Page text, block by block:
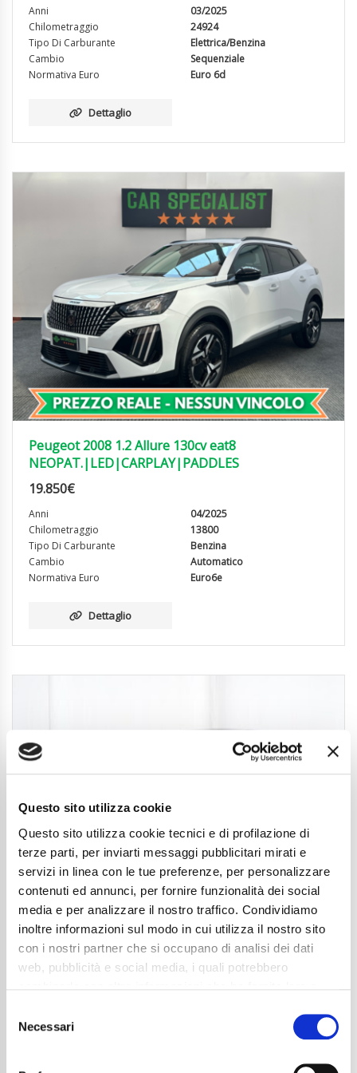
Questo sito utilizza cookie
Questo sito utilizza cookie tecnici e di profilazione di
terze parti, per inviarti messaggi pubblicitari mirati e
servizi in linea con le tue preferenze, per personalizzare
contenuti ed annunci, per fornire funzionalità dei social
media e per analizzare il nostro traffico. Condividiamo
inoltre informazioni sul modo in cui utilizza il nostro sito
con i nostri partner che si occupano di analisi dei dati
web, pubblicità e social media, i quali potrebbero
mera chiusura del banner non comporta l’accettazione
Selection
Necessari
Anni
03/2025
Chilometraggio
24924
Tipo Di Carburante
Elettrica/Benzina
Cambio
Sequenziale
Normativa Euro
Euro 6d
Dettaglio
Peugeot 2008 1.2 Allure 130cv eat8
NEOPAT.|LED|CARPLAY|PADDLES
19.850€
Anni
04/2025
Chilometraggio
13800
Tipo Di Carburante
Benzina
Cambio
Automatico
Normativa Euro
Euro6e
Dettaglio
Mercedes-Benz CLA 180 Automatic Progressive
Advanced
Chilometraggio